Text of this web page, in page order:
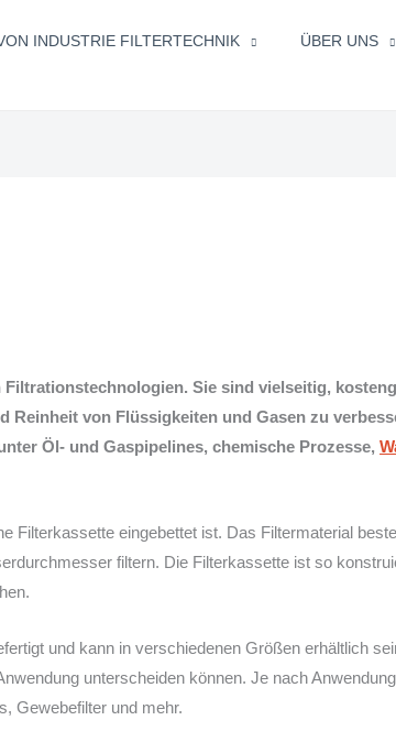
INDUSTRIE FILTERTECHNIK ÜBER UNS
Sie sind vielseitig,
von Flüssigkeiten und Gasen zu
Öl- und Gaspipelines, chemische Prozesse,
Filterkassette eingebettet ist. Das Filtermaterial
filtern. Die Filterkassette ist so
und kann in verschiedenen Größen erhältlich
unterscheiden können. Je nach
Gewebefilter und mehr.